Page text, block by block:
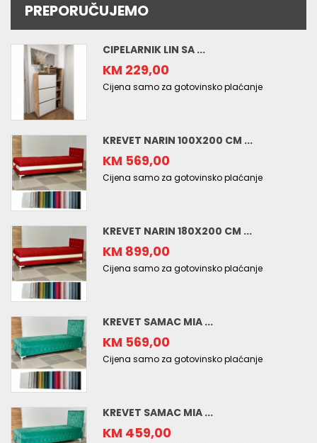
PREPORUČUJEMO
CIPELARNIK LIN SA ...
KM 229,00
Cijena samo za gotovinsko plaćanje
KREVET NARIN 100X200 CM ...
KM 569,00
Cijena samo za gotovinsko plaćanje
KREVET NARIN 180X200 CM ...
KM 899,00
Cijena samo za gotovinsko plaćanje
KREVET SAMAC MIA ...
KM 569,00
Cijena samo za gotovinsko plaćanje
KREVET SAMAC MIA ...
KM 459,00